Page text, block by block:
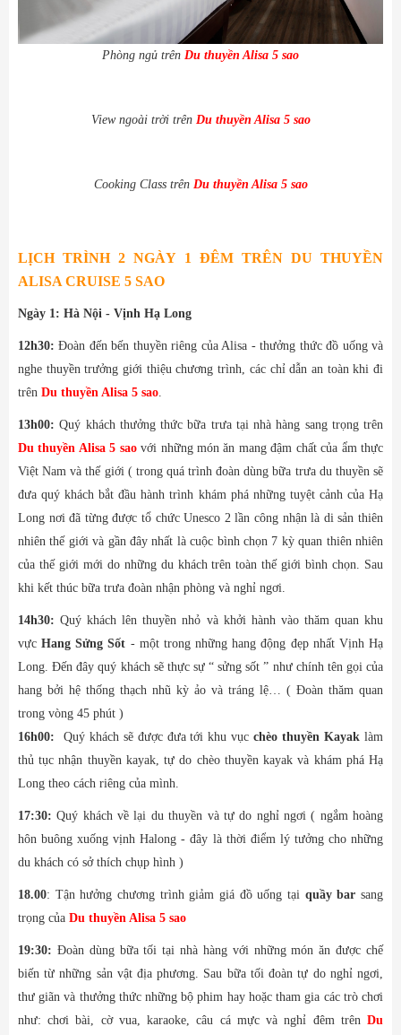
Phòng ngủ trên Du thuyền Alisa 5 sao
View ngoài trời trên Du thuyền Alisa 5 sao
Cooking Class trên Du thuyền Alisa 5 sao
LỊCH TRÌNH 2 NGÀY 1 ĐÊM TRÊN DU THUYỀN
ALISA CRUISE 5 SAO
Ngày 1: Hà Nội - Vịnh Hạ Long
12h30: Đoàn đến bến thuyền riêng của Alisa - thưởng thức đồ uống và
nghe thuyền trưởng giới thiệu chương trình, các chỉ dẫn an toàn khi đi
trên Du thuyền Alisa 5 sao
13h00: Quý khách thưởng thức bữa trưa tại nhà hàng sang trọng trên
Du thuyền Alisa 5 saovới những món ăn mang đậm chất của ẩm thực
Việt Nam và thế giới ( trong quá trình đoàn dùng bữa trưa du thuyền sẽ
đưa quý khách bắt đầu hành trình khám phá những tuyệt cảnh của Hạ
Long nơi đã từng được tổ chức Unesco 2 lần công nhận là di sản thiên
nhiên thế giới và gần đây nhất là cuộc bình chọn 7 kỳ quan thiên nhiên
của thế giới mới do những du khách trên toàn thế giới bình chọn. Sau
khi kết thúc bữa trưa đoàn nhận phòng và nghỉ ngơi.
14h30: Quý khách lên thuyền nhỏ và khởi hành vào thăm quan khu
vựcHang Sửng Sốt - một trong những hang động đẹp nhất Vịnh Hạ
Long. Đến đây quý khách sẽ thực sự “ sửng sốt ” như chính tên gọi của
hang bởi hệ thống thạch nhũ kỳ ảo và tráng lệ… ( Đoàn thăm quan
trong vòng 45 phút )
16h00: Quý khách sẽ được đưa tới khu vụcchèo thuyền Kayak làm
thủ tục nhận thuyền kayak, tự do chèo thuyền kayak và khám phá Hạ
Long theo cách riêng của mình.
17:30: Quý khách về lại du thuyền và tự do nghỉ ngơi ( ngắm hoàng
hôn buông xuống vịnh Halong - đây là thời điểm lý tưởng cho những
du khách có sở thích chụp hình )
18.00: Tận hưởng chương trình giảm giá đồ uống tại quầy bar sang
trọng của Du thuyền Alisa 5 sao
19:30: Đoàn dùng bữa tối tại nhà hàng với những món ăn được chế
biến từ những sản vật địa phương. Sau bữa tối đoàn tự do nghỉ ngơi,
thư giãn và thưởng thức những bộ phim hay hoặc tham gia các trò chơi
như: chơi bài, cờ vua, karaoke, câu cá mực và nghỉ đêm trên Du